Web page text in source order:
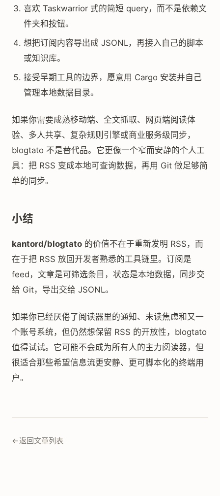
喜欢 Taskwarrior 式的简短 query，而不是依赖文
件夹和按钮。
想把订阅内容导出成 JSONL，再接入自己的脚本
或知识库。
接受早期工具的边界，愿意用 Cargo 安装并自己
管理本地数据目录。
如果你需要成熟移动端、全文抓取、网页端阅读体
验、多人共享、复杂规则引擎或商业服务级同步，
blogtato 不是替代品。它更像一个窄而安静的个人工
具：把 RSS 变成本地可查询数据，再用 Git 做足够简
单的同步。
小结
kantord/blogtato 的价值不在于重新发明 RSS，而
在于把 RSS 放回开发者熟悉的工具链里。订阅是
feed，文章是可筛选条目，状态是本地数据，同步交
给 Git，导出交给 JSONL。
如果你已经厌倦了阅读器里的通知、未读焦虑和又一
个账号系统，但仍然想保留 RSS 的开放性，blogtato
值得试试。它可能不会成为所有人的主力阅读器，但
很适合那些希望信息流更安静、更可脚本化的终端用
户。
←返回文章列表